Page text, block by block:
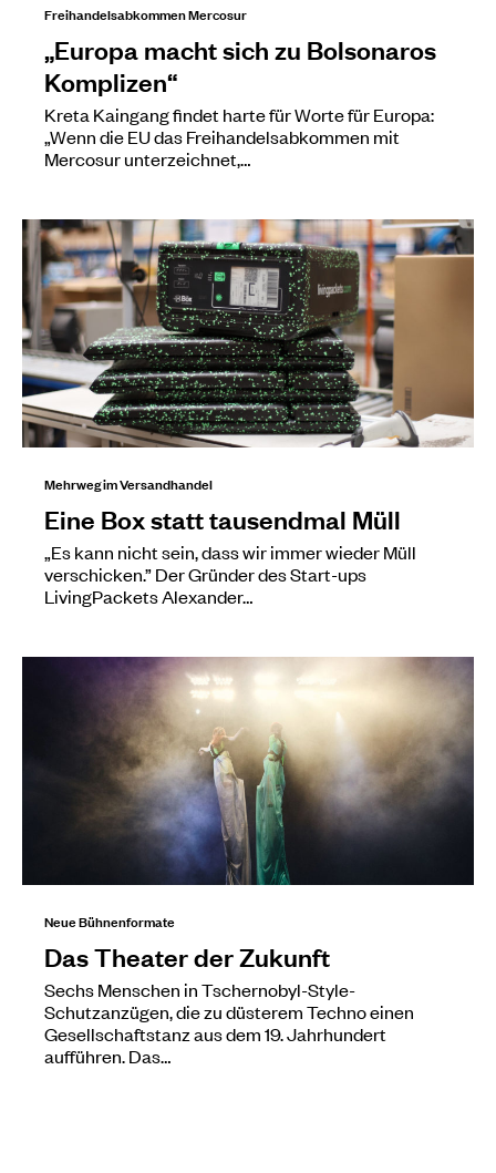
Freihandelsabkommen Mercosur
„Europa macht sich zu Bolsonaros
Komplizen“
Kreta Kaingang findet harte für Worte für Europa:
„Wenn die EU das Freihandelsabkommen mit
Mercosur unterzeichnet,…
Mehrweg im Versandhandel
Eine Box statt tausendmal Müll
„Es kann nicht sein, dass wir immer wieder Müll
verschicken.” Der Gründer des Start-ups
LivingPackets Alexander…
Neue Bühnenformate
Das Theater der Zukunft
Sechs Menschen in Tschernobyl-Style-
Schutzanzügen, die zu düsterem Techno einen
Gesellschaftstanz aus dem 19. Jahrhundert
aufführen. Das…